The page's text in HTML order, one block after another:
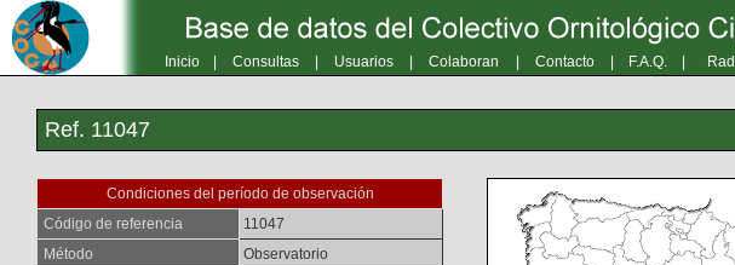
Inicio Consultas Usuarios Colaboran Contacto F.A.Q.
Ref. 11047
Condiciones del período de observación
Código de referencia
11047
Método
Observatorio